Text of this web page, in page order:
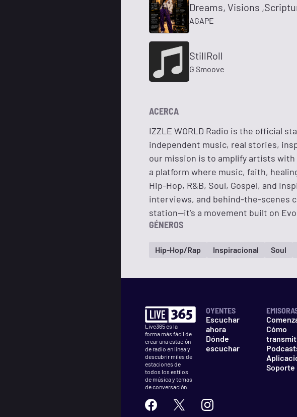
Dreams, Visions
AGAPE
StillRoll
G Smoove
ACERCA
IZZLE WORLD Radio is the official
independent music, real stories,
our mission is to amplify artists
a platform where music, faith,
Hip-Hop, R&B, Soul, Gospel, and
interviews, and behind-the-scenes
station—it's a movement built on
GÉNEROS
Hip-Hop/Rap Inspiracional Soul
Live365 es la
forma más fácil de
crear una estación
de radio en línea y
descubrir miles de
estaciones de
todos los estilos
de música y temas
de conversación.
OYENTES
Escuchar
ahora
Dónde
escuchar
Cómo
Soporte